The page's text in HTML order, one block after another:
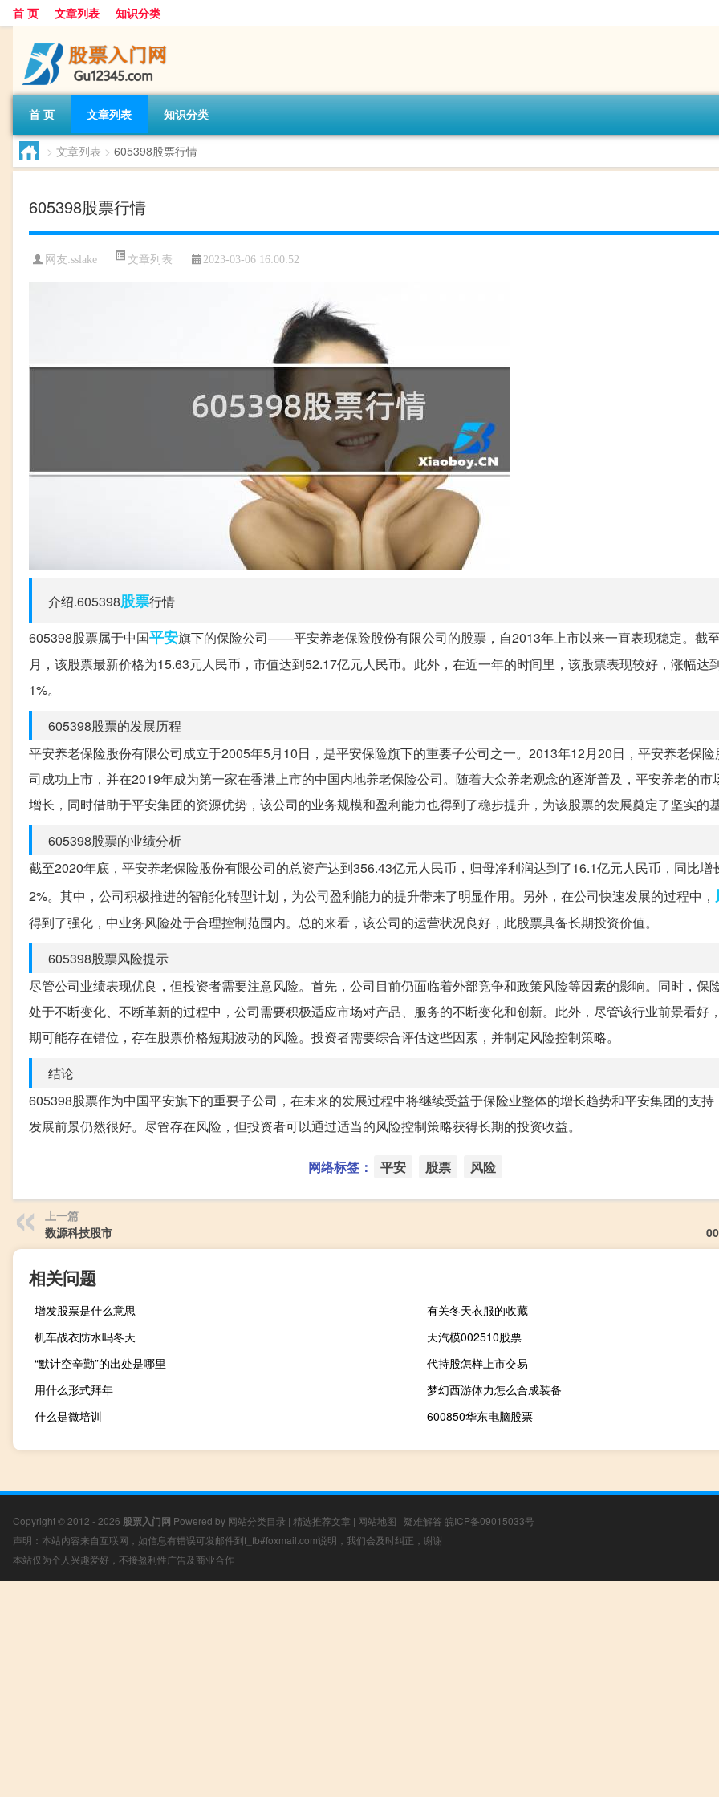
首 页 文章列表 知识分类
首 页 文章列表 知识分类
> 文章列表 > 605398股票行情
605398股票行情
网友:sslake 文章列表 2023-03-06 16:00:52
介绍.605398股票行情
605398股票属于中国平安旗下的保险公司——平安养老保险股份有限公司的股票，自2013年上市以来一直表现稳定。截
月，该股票最新价格为15.63元人民币，市值达到52.17亿元人民币。此外，在近一年的时间里，该股票表现较好，涨幅达
1%。
605398股票的发展历程
平安养老保险股份有限公司成立于2005年5月10日，是平安保险旗下的重要子公司之一。2013年12月20日，平安养老保
司成功上市，并在2019年成为第一家在香港上市的中国内地养老保险公司。随着大众养老观念的逐渐普及，平安养老的市
增长，同时借助于平安集团的资源优势，该公司的业务规模和盈利能力也得到了稳步提升，为该股票的发展奠定了坚实的
605398股票的业绩分析
截至2020年底，平安养老保险股份有限公司的总资产达到356.43亿元人民币，归母净利润达到了16.1亿元人民币，同比增
2%。其中，公司积极推进的智能化转型计划，为公司盈利能力的提升带来了明显作用。另外，在公司快速发展的过程中，
得到了强化，中业务风险处于合理控制范围内。总的来看，该公司的运营状况良好，此股票具备长期投资价值。
605398股票风险提示
尽管公司业绩表现优良，但投资者需要注意风险。首先，公司目前仍面临着外部竞争和政策风险等因素的影响。同时，保
处于不断变化、不断革新的过程中，公司需要积极适应市场对产品、服务的不断变化和创新。此外，尽管该行业前景看好
期可能存在错位，存在股票价格短期波动的风险。投资者需要综合评估这些因素，并制定风险控制策略。
结论
605398股票作为中国平安旗下的重要子公司，在未来的发展过程中将继续受益于保险业整体的增长趋势和平安集团的支持
发展前景仍然很好。尽管存在风险，但投资者可以通过适当的风险控制策略获得长期的投资收益。
网络标签： 平安 股票 风险
上一篇
数源科技股市
相关问题
增发股票是什么意思
有关冬天衣服的收藏
机车战衣防水吗冬天
天汽模002510股票
“默计空辛勤”的出处是哪里
代持股怎样上市交易
用什么形式拜年
梦幻西游体力怎么合成装备
什么是微培训
600850华东电脑股票
Copyright © 2012 - 2026 股票入门网 Powered by 网站分类目录 | 精选推荐文章 | 网站地图 | 疑难解答 皖ICP备09015033号
声明：本站内容来自互联网，如信息有错误可发邮件到f_fb#foxmail.com说明，我们会及时纠正，谢谢
本站仅为个人兴趣爱好，不接盈利性广告及商业合作